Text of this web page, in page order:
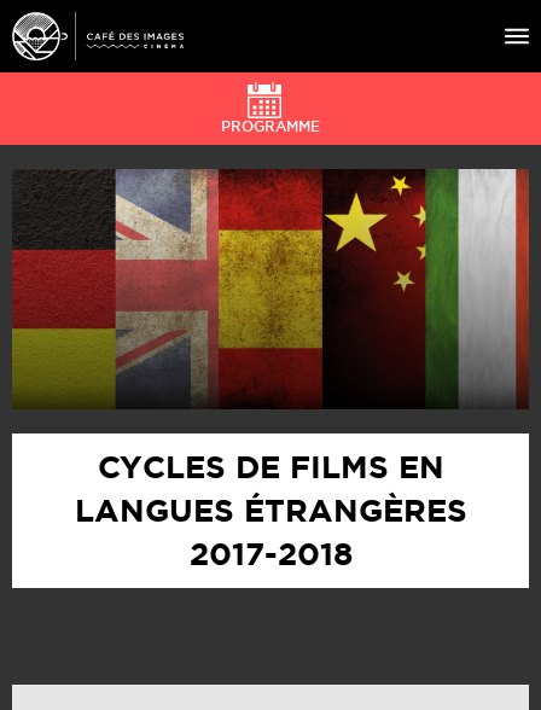
À L’AFFICHE
ÉVÉNEMENTS
CAFÉ DU CINÉ
PRATIQUE
ÉDUCATION AUX IMAGES
PROGRAMME
CYCLES DE FILMS EN
LANGUES ÉTRANGÈRES
2017-2018